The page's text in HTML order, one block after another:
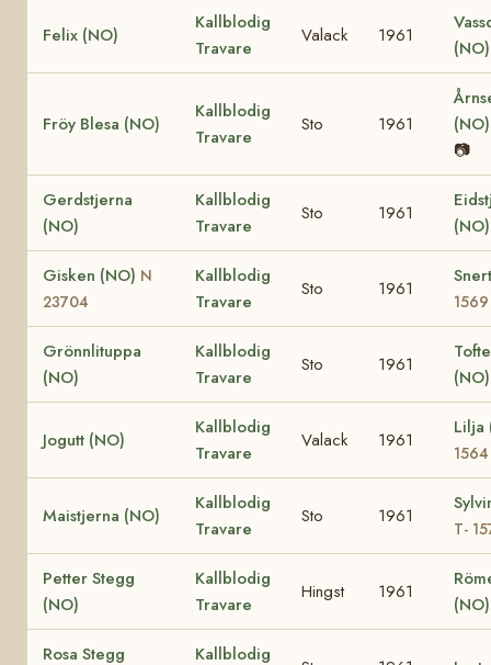
Felix (NO)
Kallblodig
Travare
Valack 1961
Fröy Blesa (NO)
Kallblodig
Travare
Sto 1961
📷
Gerdstjerna
(NO)
Kallblodig
Travare
Sto 1961
Gisken (NO) N
23704
Kallblodig
Travare
Sto 1961
1569
Grönnlituppa
(NO)
Kallblodig
Travare
Sto 1961
Jogutt (NO)
Kallblodig
Travare
Valack 1961
Lilja
1564
Maistjerna (NO)
Kallblodig
Travare
Sto 1961
T-
Petter Stegg
(NO)
Kallblodig
Travare
Hingst 1961
(NO)
Rosa Stegg
Kallblodig